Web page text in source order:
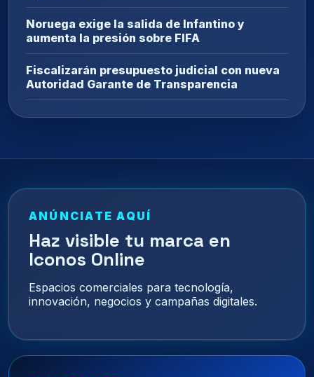
Noruega exige la salida de Infantino y
aumenta la presión sobre FIFA
Fiscalizarán presupuesto judicial con nueva
Autoridad Garante de Transparencia
ANÚNCIATE AQUÍ
Haz visible tu marca en
Iconos Online
Espacios comerciales para tecnología,
innovación, negocios y campañas digitales.